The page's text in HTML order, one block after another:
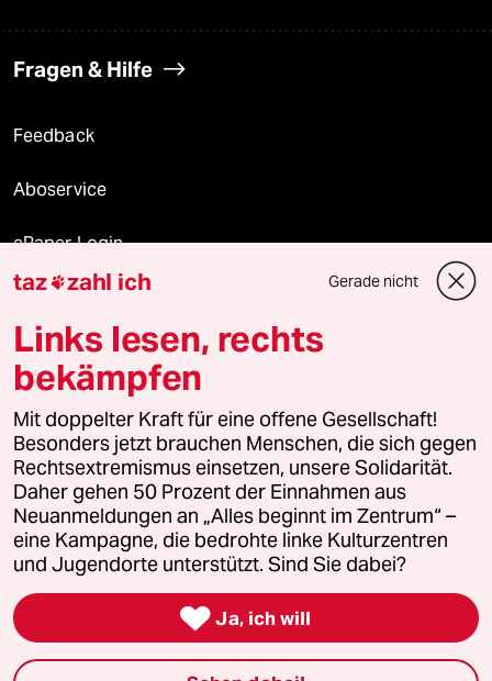
Fragen & Hilfe
Feedback
Aboservice
ePaper Login
Downloads für Abonnierende
© 2026 taz Verlags und Vertriebs GmbH
Alle Rechte vorbehalten. Bei rechtlichen Fragen oder für Genehmigungen
wenden Sie sich bitte an
lizenzen@taz.de
Feedback Redaktionsstatut Kommune-Richtlinien
Leitlinie Informant Datenschutz Impressum AGB
Seitenwende Einwilligungen widerrufen (Ads)
taz zahl ich Gerade nicht
Links lesen, rechts
bekämpfen
Mit doppelter Kraft für eine offene Gesellschaft!
Besonders jetzt brauchen Menschen, die sich gegen
Rechtsextremismus einsetzen, unsere Solidarität.
Daher gehen 50 Prozent der Einnahmen aus
Neuanmeldungen an „Alles beginnt im Zentrum“ –
eine Kampagne, die bedrohte linke Kulturzentren
und Jugendorte unterstützt. Sind Sie dabei?
 Ja, ich will